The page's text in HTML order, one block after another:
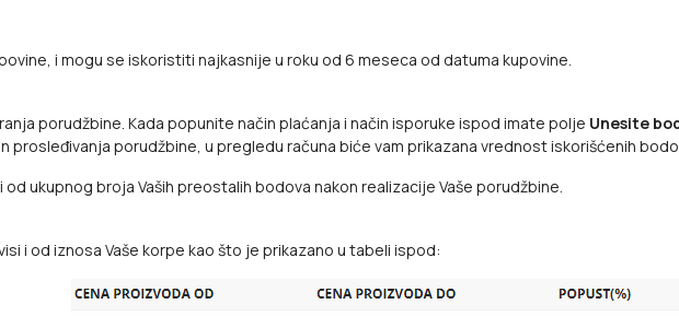
i mogu se iskoristiti najkasnije u roku od 6 meseca od datuma kupovine.
porudžbine. Kada popunite način plaćanja i način isporuke ispod imate polje Unesite
porudžbine, u pregledu računa biće vam prikazana vrednost iskorišćenih
ukupnog broja Vaših preostalih bodova nakon realizacije Vaše porudžbine.
i od iznosa Vaše korpe kao što je prikazano u tabeli ispod: